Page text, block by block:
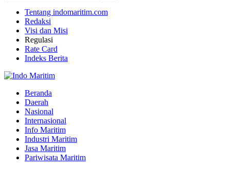
Tentang indomaritim.com
Redaksi
Visi dan Misi
Regulasi
Rate Card
Indeks Berita
Beranda
Daerah
Nasional
Internasional
Info Maritim
Industri Maritim
Jasa Maritim
Pariwisata Maritim